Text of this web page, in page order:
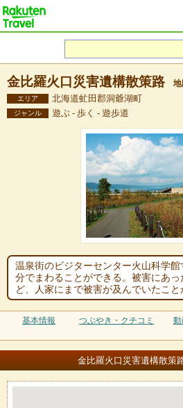
金比羅火口災害遺構散策路
エリア 北海道虻田郡洞爺湖町
ジャンル 遊ぶ - 歩く - 遊歩道
温泉街のビジターセンター火山科学
分でまわることができる。被害にあ
ど、人家にまで被害が及んでいたこと
基本情報 つぶやき・クチコミ
金比羅火口災害遺構散策